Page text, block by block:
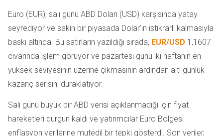
Euro (EUR), salı günü ABD Doları (USD) karşısında yatay
seyrediyor ve sakin bir piyasada Dolar'ın istikrarlı kalmasıyla
baskı altında. Bu satırların yazıldığı sırada, EUR/USD 1,1607
civarında işlem görüyor ve pazartesi günü iki haftanın en
yüksek seviyesinin üzerine çıkmasının ardından altı günlük
kazanç serisini duraklatıyor.
Salı günü büyük bir ABD verisi açıklanmadığı için fiyat
hareketleri durgun kaldı ve yatırımcılar Euro Bölgesi
enflasyon verilerine mutedil bir tepki gösterdi. Son veriler,